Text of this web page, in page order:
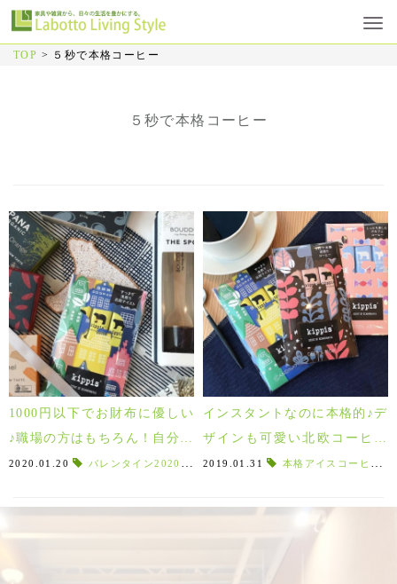
TOP > ５秒で本格コーヒー
５秒で本格コーヒー
1000円以下でお財布に優しい
♪職場の方はもちろん！自分用
に買いたいバレンタインギフ
2020.01.20 バレンタイン2020 バレンタイン特集2020,Playin choc
インスタントなのに本格的♪デ
ザインも可愛い北欧コーヒー
Kippis(キッピス)！
2019.01.31 本格アイスコーヒー